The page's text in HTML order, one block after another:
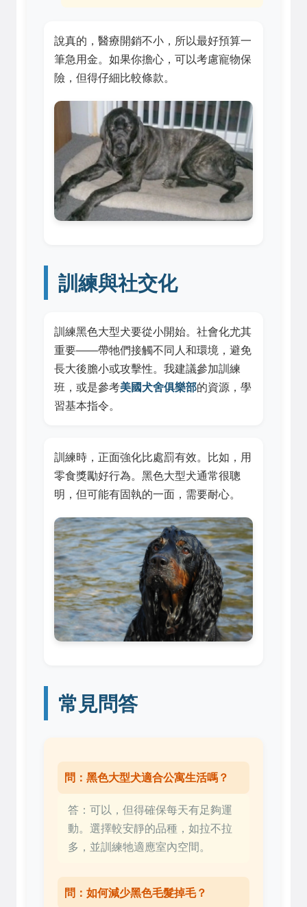
說真的，醫療開銷不小，所以最好預算一
筆急用金。如果你擔心，可以考慮寵物保
險，但得仔細比較條款。
訓練與社交化
訓練黑色大型犬要從小開始。社會化尤其
重要——帶牠們接觸不同人和環境，避免
長大後膽小或攻擊性。我建議參加訓練
班，或是參考美國犬舍俱樂部的資源，學
習基本指令。
訓練時，正面強化比處罰有效。比如，用
零食獎勵好行為。黑色大型犬通常很聰
明，但可能有固執的一面，需要耐心。
常見問答
問：黑色大型犬適合公寓生活嗎？
答：可以，但得確保每天有足夠運
動。選擇較安靜的品種，如拉不拉
多，並訓練牠適應室內空間。
問：如何減少黑色毛髮掉毛？